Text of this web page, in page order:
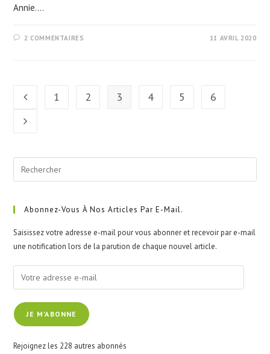
Annie.…
2 COMMENTAIRES 11 AVRIL 2020
Go to the previous page
1 2 3 4 5 6
Aller à la page suivante
Abonnez-Vous À Nos Articles Par E-Mail.
Saisissez votre adresse e-mail pour vous abonner et recevoir par e-mail
une notification lors de la parution de chaque nouvel article.
Votre
adresse
e-
mailJE M'ABONNE
Rejoignez les 228 autres abonnés